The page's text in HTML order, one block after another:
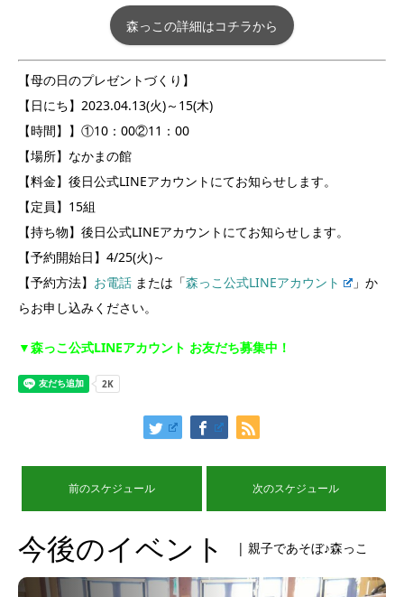
森っこの詳細はコチラから
【母の日のプレゼントづくり】
【日にち】2023.04.13(火)～15(木)
【時間】】①10：00②11：00
【場所】なかまの館
【料金】後日公式LINEアカウントにてお知らせします。
【定員】15組
【持ち物】後日公式LINEアカウントにてお知らせします。
【予約開始日】4/25(火)～
【予約方法】 お電話 または「森っこ公式LINEアカウント
」か
らお申し込みください。
▼森っこ公式LINEアカウント お友だち募集中！
前のスケジュール 次のスケジュール
今後のイベント | 親子であそぼ♪森っこ